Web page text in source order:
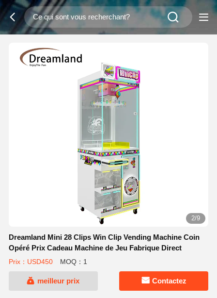
2/9
Dreamland Mini 28 Clips Win Clip Vending Machine Coin
Opéré Prix Cadeau Machine de Jeu Fabrique Direct
Prix：USD450 MOQ：1
meilleur prix Contactez